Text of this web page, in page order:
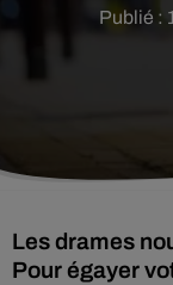
Publié :
Les drames
Pour égayer